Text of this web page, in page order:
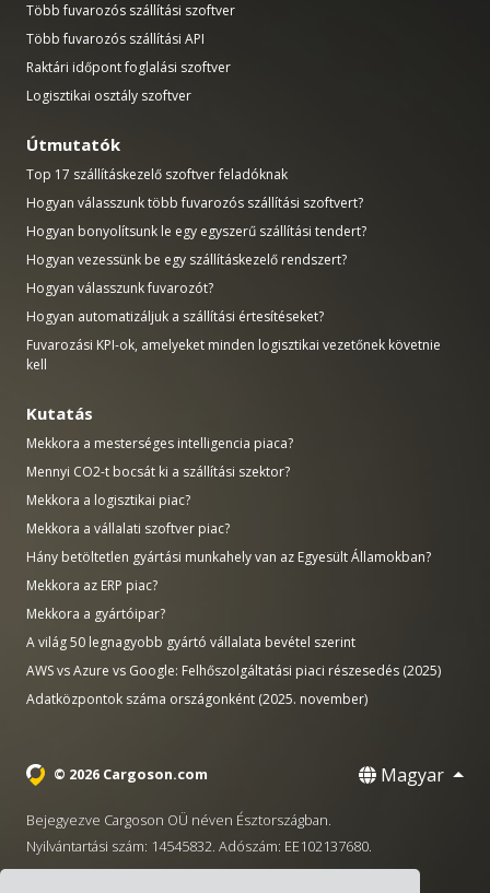
Több fuvarozós szállítási szoftver
Több fuvarozós szállítási API
Raktári időpont foglalási szoftver
Logisztikai osztály szoftver
Útmutatók
Top 17 szállításkezelő szoftver feladóknak
Hogyan válasszunk több fuvarozós szállítási szoftvert?
Hogyan bonyolítsunk le egy egyszerű szállítási tendert?
Hogyan vezessünk be egy szállításkezelő rendszert?
Hogyan válasszunk fuvarozót?
Hogyan automatizáljuk a szállítási értesítéseket?
Fuvarozási KPI-ok, amelyeket minden logisztikai vezetőnek követnie
kell
Kutatás
Mekkora a mesterséges intelligencia piaca?
Mennyi CO2-t bocsát ki a szállítási szektor?
Mekkora a logisztikai piac?
Mekkora a vállalati szoftver piac?
Hány betöltetlen gyártási munkahely van az Egyesült Államokban?
Mekkora az ERP piac?
Mekkora a gyártóipar?
A világ 50 legnagyobb gyártó vállalata bevétel szerint
AWS vs Azure vs Google: Felhőszolgáltatási piaci részesedés (2025)
Adatközpontok száma országonként (2025. november)
© 2026 Cargoson.com Magyar
Bejegyezve Cargoson OÜ néven Észtországban.
Nyilvántartási szám: 14545832. Adószám: EE102137680.